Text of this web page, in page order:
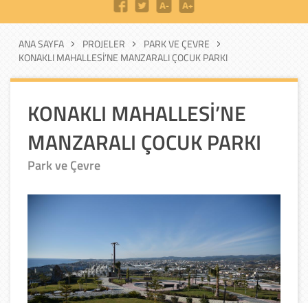
ANA SAYFA PROJELER
PARK VE ÇEVRE
KONAKLI MAHALLESİ’NE MANZARALI ÇOCUK PARKI
KONAKLI MAHALLESİ’NE
MANZARALI ÇOCUK PARKI
Park ve Çevre